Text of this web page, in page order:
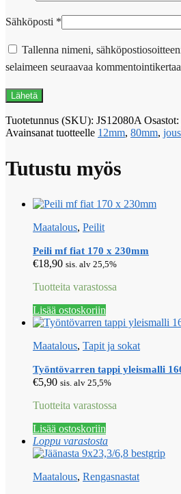
Sähköposti *
Tallenna nimeni,
selaimeen seuraavaa
Tuotetunnus (SKU): JS12080A Osastot:
Avainsanat tuotteelle 12mm, 80mm,
Tutustu myös
Maatalous, Peilit
Peili mf fiat 170 x 230mm
€18,90 sis. alv 25,5%
Tuotteita varastossa
Lisää ostoskoriin
Maatalous, Tapit ja sokat
Työntövarren tappi yleismalli
€5,90 sis. alv 25,5%
Tuotteita varastossa
Lisää ostoskoriin
Loppu varastosta
Maatalous, Rengasnastat